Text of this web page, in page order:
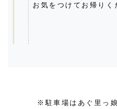
お気をつけてお帰りく
※駐車場はあぐ里っ